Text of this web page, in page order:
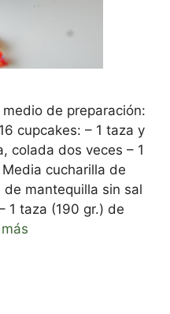
de preparación:
cupcakes: – 1 taza y
colada dos veces – 1
cucharilla de
de mantequilla sin sal
1 taza (190 gr.) de